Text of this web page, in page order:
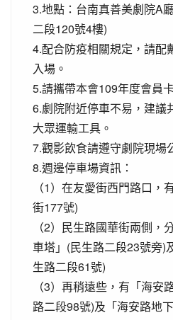
3.地點：台南真善美劇院A
二段120號4樓)
4.配合防疫相關規定，請配
入場。
5.請攜帶本會109年度會員
6.劇院附近停車不易，建議
大眾運輸工具。
7.觀影飲食請遵守劇院現場
8.週邊停車場資訊：
（1）在友愛街西門路口，
街177號)
（2）民生路國華街兩側，
車塔」(民生路二段23號旁)
生路二段61號)
（3）再稍遠些，有「海安
路二段98號)及「海安路地